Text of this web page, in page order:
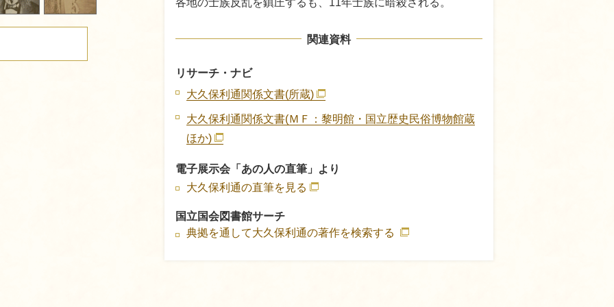
各地の士族反乱を鎮圧するも、11年士族に暗殺される。
関連資料
リサーチ・ナビ
大久保利通関係文書(所蔵)
大久保利通関係文書(ＭＦ：黎明館・国立歴史民俗博物館蔵
ほか)
電子展示会「あの人の直筆」より
大久保利通の直筆を見る
国立国会図書館サーチ
典拠を通して大久保利通の著作を検索する